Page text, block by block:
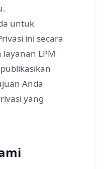
untuk
ini secara
LPM
Anda
yang